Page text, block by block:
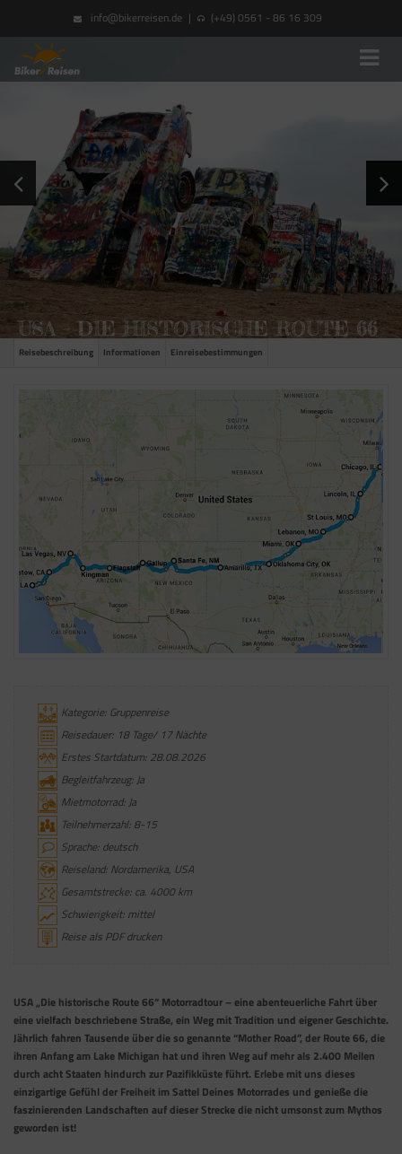
info@bikerreisen.de | (+49) 0561 - 86 16 309
USA – DIE HISTORISCHE ROUTE 66
Reisebeschreibung Informationen Einreisebestimmungen
Kategorie: Gruppenreise
Reisedauer: 18 Tage/ 17 Nächte
Erstes Startdatum: 28.08.2026
Begleitfahrzeug: Ja
Mietmotorrad: Ja
Teilnehmerzahl: 8-15
Sprache: deutsch
Reiseland: Nordamerika, USA
Gesamtstrecke: ca. 4000 km
Schwierigkeit: mittel
Reise als PDF drucken
USA „Die historische Route 66“ Motorradtour – eine abenteuerliche Fahrt über
eine vielfach beschriebene Straße, ein Weg mit Tradition und eigener Geschichte.
Jährlich fahren Tausende über die so genannte “Mother Road”, der Route 66, die
ihren Anfang am Lake Michigan hat und ihren Weg auf mehr als 2.400 Meilen
durch acht Staaten hindurch zur Pazifikküste führt. Erlebe mit uns dieses
einzigartige Gefühl der Freiheit im Sattel Deines Motorrades und genieße die
faszinierenden Landschaften auf dieser Strecke die nicht umsonst zum Mythos
geworden ist!